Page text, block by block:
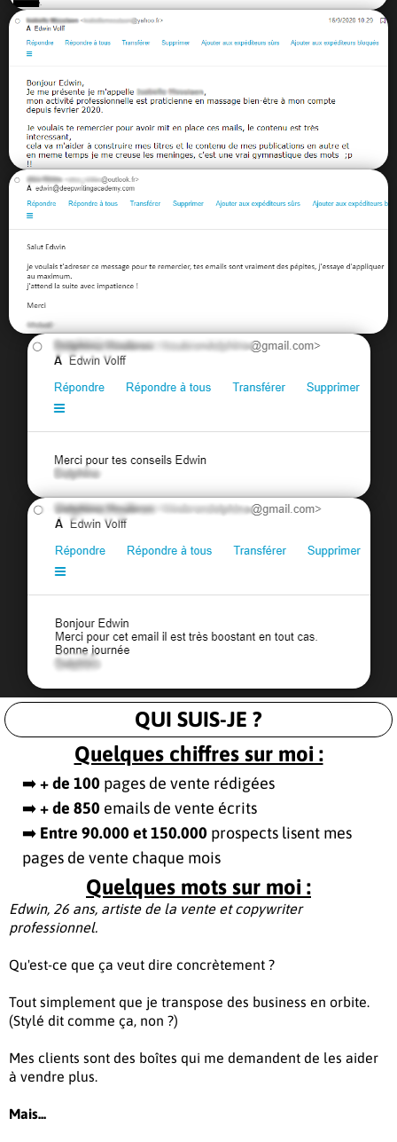
QUI SUIS-JE ?
Quelques chiffres sur moi :
➡️+ de 100 pages de vente rédigées
➡️+ de 850 emails de vente écrits
➡️ Entre 90.000 et 150.000 prospects lisent mes
pages de vente chaque mois
Quelques mots sur moi :
Edwin, 26 ans, artiste de la vente et copywriter
professionnel.
Qu'est-ce que ça veut dire concrètement ?
Tout simplement que je transpose des business en orbite.
(Stylé dit comme ça, non ?)
Mes clients sont des boîtes qui me demandent de les aider
à vendre plus.
Mais...